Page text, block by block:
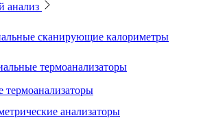
анализ
сканирующие калориметры
термоанализаторы
анализаторы